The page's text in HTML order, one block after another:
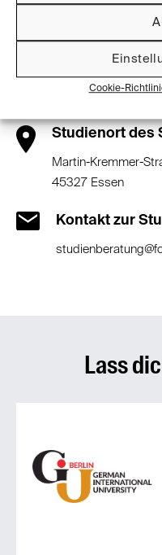
Cookie-
Standort der
Klemensborn 39
45239 Essen
Studienort des
Martin-Kremmer-
45327 Essen
Kontakt zur
Lass